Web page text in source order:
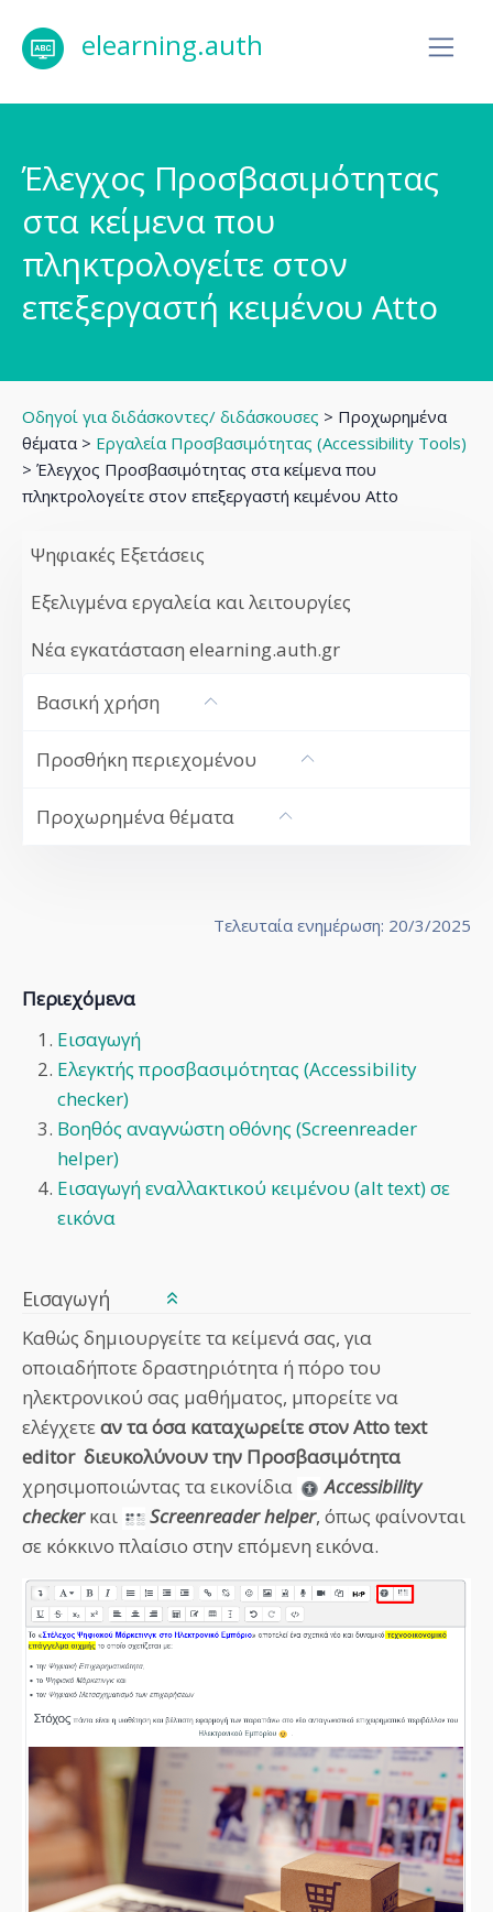
elearning.auth
Έλεγχος Προσβασιμότητας
στα κείμενα που
πληκτρολογείτε στον
επεξεργαστή κειμένου Atto
Οδηγοί για διδάσκοντες/ διδάσκουσες > Προχωρημένα
θέματα > Εργαλεία Προσβασιμότητας (Accessibility Tools)
> Έλεγχος Προσβασιμότητας στα κείμενα που
πληκτρολογείτε στον επεξεργαστή κειμένου Atto
Ψηφιακές Εξετάσεις
Εξελιγμένα εργαλεία και λειτουργίες
Νέα εγκατάσταση elearning.auth.gr
Βασική χρήση
Προσθήκη περιεχομένου
Προχωρημένα θέματα
Τελευταία ενημέρωση: 20/3/2025
Περιεχόμενα
Εισαγωγή
Ελεγκτής προσβασιμότητας (Accessibility
checker)
Βοηθός αναγνώστη οθόνης (Screenreader
helper)
Εισαγωγή εναλλακτικού κειμένου (alt text) σε
εικόνα
Εισαγωγή
Καθώς δημιουργείτε τα κείμενά σας, για
οποιαδήποτε δραστηριότητα ή πόρο του
ηλεκτρονικού σας μαθήματος, μπορείτε να
ελέγχετεαν τα όσα καταχωρείτε στονAtto text
editorδιευκολύνουν την Προσβασιμότητα
χρησιμοποιώντας τα εικονίδια
Accessibility
checkerκαι Screenreader helper, όπως φαίνονται
σε κόκκινο πλαίσιο στην επόμενη εικόνα.